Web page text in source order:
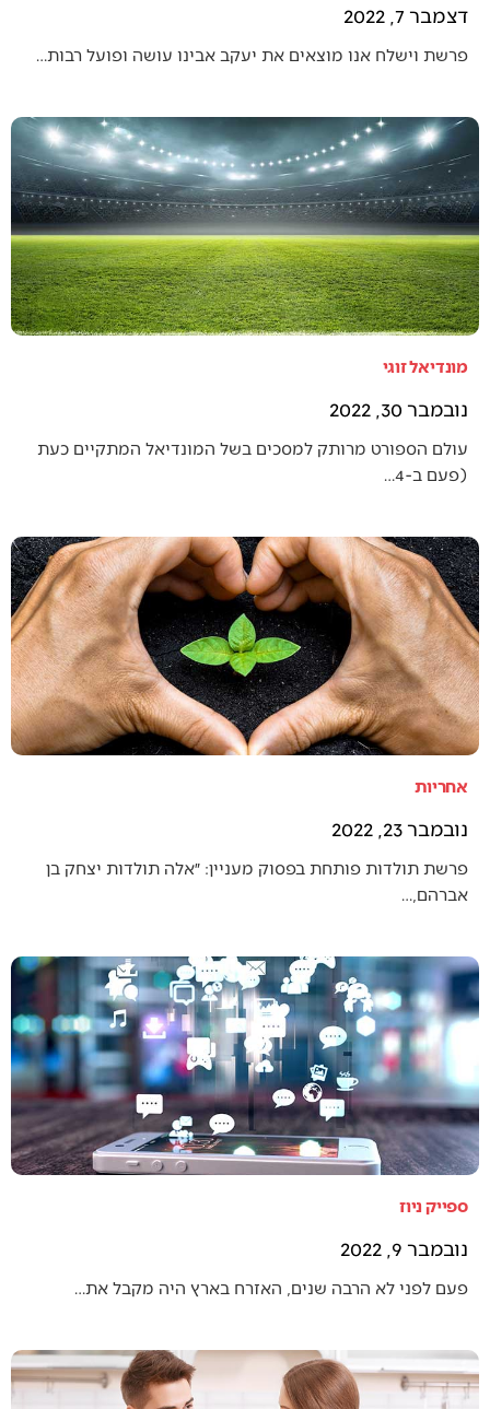
דצמבר 7, 2022
פרשת וישלח אנו מוצאים את יעקב אבינו עושה ופועל רבות…
מונדיאל זוגי
נובמבר 30, 2022
עולם הספורט מרותק למסכים בשל המונדיאל המתקיים כעת
(פעם ב-4…
אחריות
נובמבר 23, 2022
פרשת תולדות פותחת בפסוק מעניין: ״אלה תולדות יצחק בן
אברהם,…
ספייק ניוז
נובמבר 9, 2022
פעם לפני לא הרבה שנים, האזרח בארץ היה מקבל את…